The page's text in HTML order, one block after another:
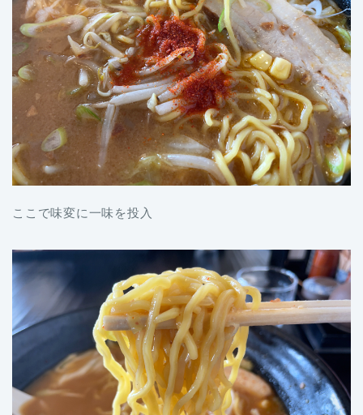
ここで味変に一味を投入